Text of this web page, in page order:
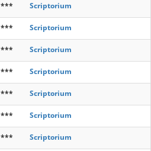
*** Scriptorium
*** Scriptorium
*** Scriptorium
*** Scriptorium
*** Scriptorium
*** Scriptorium
*** Scriptorium